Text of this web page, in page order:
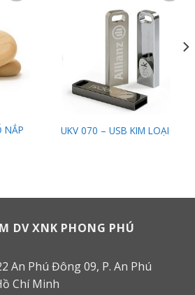
NẮP
Add to
Wishlist
UKV 070 – USB KIM LOẠI
DV XNK PHONG PHÚ
An Phú Đông 09, P. An Phú
Chí Minh